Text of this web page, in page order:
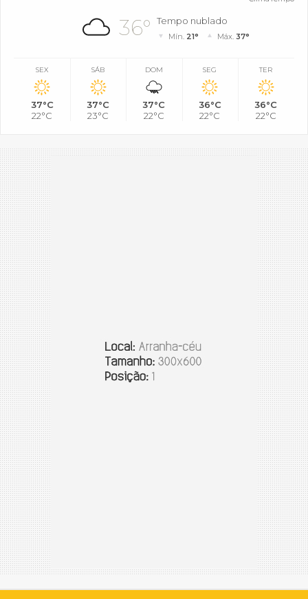
36° Tempo nublado
Mín. 21° Máx. 37°
SEX
37°C
22°C
SÁB
37°C
23°C
DOM
37°C
22°C
SEG
36°C
22°C
TER
36°C
22°C